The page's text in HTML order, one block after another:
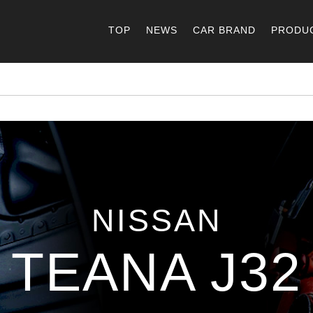
TOP NEWS CAR BRAND
NISSAN
TEANA J32